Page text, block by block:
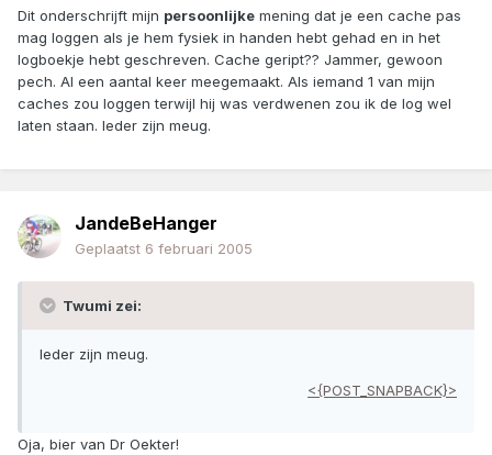
Dit onderschrijft mijn persoonlijke mening dat je een cache pas
mag loggen als je hem fysiek in handen hebt gehad en in het
logboekje hebt geschreven. Cache geript?? Jammer, gewoon
pech. Al een aantal keer meegemaakt. Als iemand 1 van mijn
caches zou loggen terwijl hij was verdwenen zou ik de log wel
laten staan. Ieder zijn meug.
JandeBeHanger
Geplaatst 6 februari 2005
Twumi zei:
Ieder zijn meug.
<{POST_SNAPBACK}>
Oja, bier van Dr Oekter!